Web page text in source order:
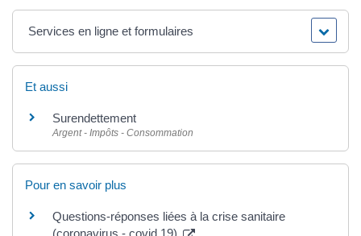
Services en ligne et formulaires
Et aussi
Surendettement
Argent - Impôts - Consommation
Pour en savoir plus
Questions-réponses liées à la crise sanitaire